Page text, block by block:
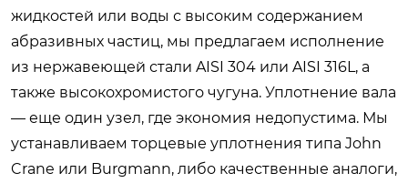
жидкостей или воды с высоким содержанием
абразивных частиц, мы предлагаем исполнение
из нержавеющей стали AISI 304 или AISI 316L, а
также высокохромистого чугуна. Уплотнение вала
— еще один узел, где экономия недопустима. Мы
устанавливаем торцевые уплотнения типа John
Crane или Burgmann, либо качественные аналоги,